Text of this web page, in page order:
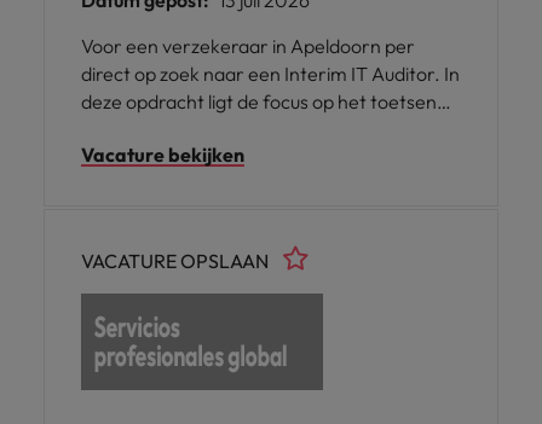
Voor een verzekeraar in Apeldoorn per
direct op zoek naar een Interim IT Auditor. In
deze opdracht ligt de focus op het toetsen
ondersteunen van het auditteam bij IT
Vacature bekijken
VACATURE OPSLAAN